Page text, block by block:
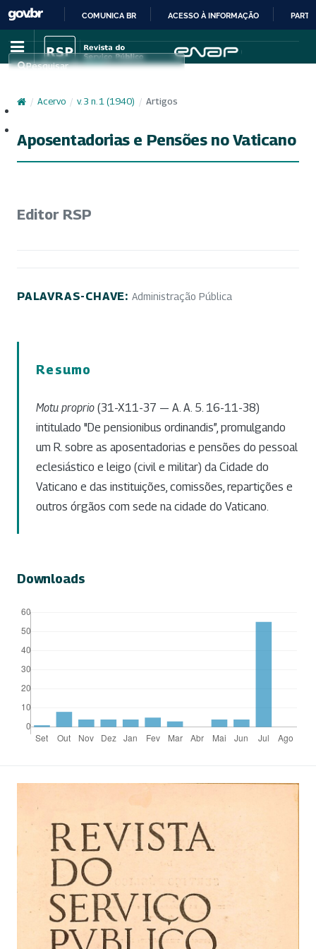
IR
PARA
CONTEÚDO
COMUNICA BR ACESSO À INFORMAÇÃO
Pesquisar
/ Acervo / v. 3 n. 1 (1940) / Artigos
Aposentadorias e Pensões no Vaticano
Editor RSP
PALAVRAS-CHAVE: Administração Pública
Resumo
Motu proprio (31-X11-37 — A. A. 5. 16-11-38)
intitulado "De pensionibus ordinandis”, promulgando
um R. sobre as aposentadorias e pensões do pessoal
eclesiástico e leigo (civil e militar) da Cidade do
Vaticano e das instituições, comissões, repartições e
outros órgãos com sede na cidade do Vaticano.
Downloads